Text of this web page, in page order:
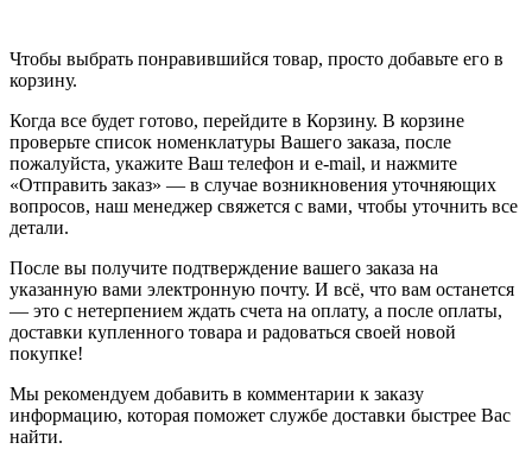
Чтобы выбрать понравившийся товар, просто добавьте его в
корзину.
Когда все будет готово, перейдите в Корзину. В корзине
проверьте список номенклатуры Вашего заказа, после
пожалуйста, укажите Ваш телефон и e-mail, и нажмите
«Отправить заказ» — в случае возникновения уточняющих
вопросов, наш менеджер свяжется с вами, чтобы уточнить все
детали.
После вы получите подтверждение вашего заказа на
указанную вами электронную почту. И всё, что вам останется
— это с нетерпением ждать счета на оплату, а после оплаты,
доставки купленного товара и радоваться своей новой
покупке!
Мы рекомендуем добавить в комментарии к заказу
информацию, которая поможет службе доставки быстрее Вас
найти.